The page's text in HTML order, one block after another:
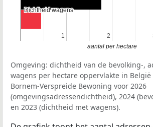
1
1 2
2
Dichtheid wagens
Dichtheid wagens
aantal per hectare
Omgeving: dichtheid van de bevolking-,
wagens per hectare oppervlakte in
Bornem-Verspreide Bewoning voor 2026
(omgevingsadressendichtheid), 2024
en 2023 (dichtheid met wagens).